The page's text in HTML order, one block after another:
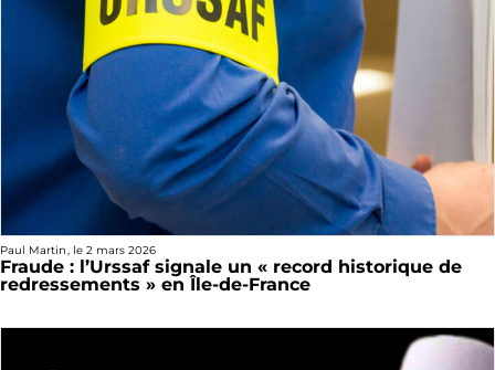
Paul Martin, le 2 mars 2026
Fraude : l’Urssaf signale un « record historique de
redressements » en Île-de-France